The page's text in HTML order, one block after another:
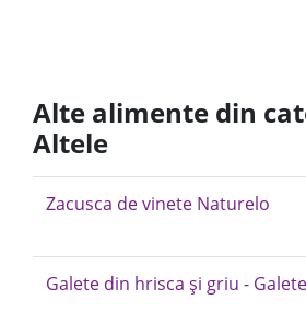
Alte alimente din
Altele
Zacusca de vinete Naturelo
Galete din hrisca și griu -